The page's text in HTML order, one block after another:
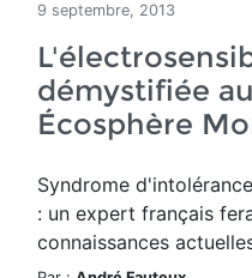
9 septembre, 2013
démystifiée
Écosphère
Syndrome
: un expert français
connaissances